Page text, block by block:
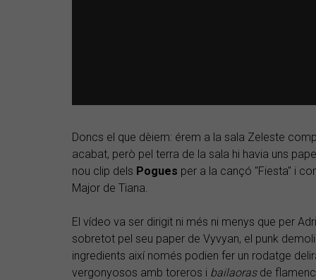
Doncs el que dèiem: érem a la sala Zeleste
acabat, però pel terra de la sala hi havia uns
nou clip dels Pogues per a la cançó "Fiesta" i
Major de Tiana.
El vídeo va ser dirigit ni més ni menys que per
sobretot pel seu paper de Vyvyan, el punk
ingredients així només podien fer un rodatge
vergonyosos amb toreros i bailaorasde